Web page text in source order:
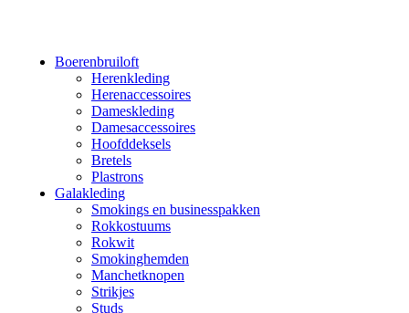
Boerenbruiloft
Herenkleding
Herenaccessoires
Dameskleding
Damesaccessoires
Hoofddeksels
Bretels
Plastrons
Galakleding
Smokings en businesspakken
Rokkostuums
Rokwit
Smokinghemden
Manchetknopen
Strikjes
Studs